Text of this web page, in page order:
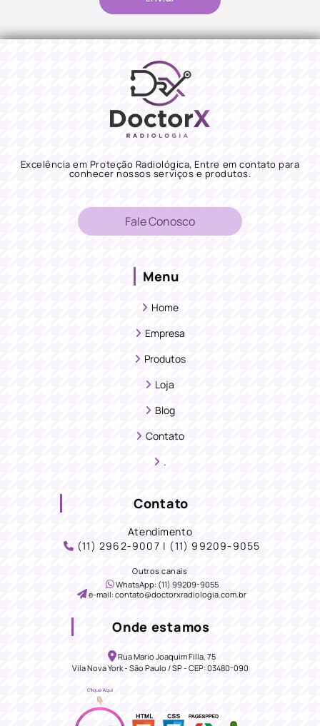
Excelência em Proteção Radiológica, Entre em contato para
conhecer nossos serviços e produtos.
Fale Conosco
Menu
Home
Empresa
Produtos
Loja
Blog
Contato
.
Contato
Atendimento
(11) 2962-9007 | (11) 99209-9055
Outros canais
WhatsApp: (11) 99209-9055
e-mail: contato@doctorxradiologia.com.br
Onde estamos
Rua Mario Joaquim Filla, 75
Vila Nova York - São Paulo / SP - CEP: 03480-090